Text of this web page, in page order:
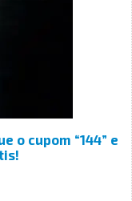
o cupom “144” e